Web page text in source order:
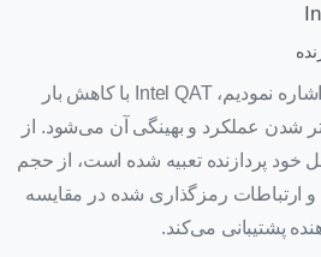
همانطور که بالاتر نیز به آن اشاره نمودیم، Intel QAT با کاهش بار
شدن عملکرد و بهینگی آن می‌شود. از
خود پردازنده تعبیه شده است، از حجم
و ارتباطات رمزگذاری شده در مقایسه
پشتیبانی می‌کند.